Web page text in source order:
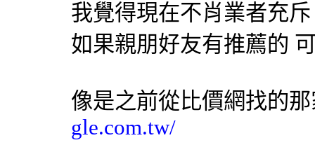
我覺得現在不肖業者充斥
如果親朋好友有推薦的
像是之前從比價網找的
gle.com.tw/